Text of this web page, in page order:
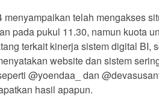
telah mengakses
pada pukul 11.30, namun kuota
terkait kinerja sistem digital BI,
website dan sistem
@yoendaa_ dan
hasil apapun.